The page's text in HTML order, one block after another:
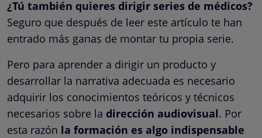
¿Tú también quieres dirigir series de médicos?
Seguro que después de leer este artículo te han
entrado más ganas de montar tu propia serie.
Pero para aprender a dirigir un producto y
desarrollar la narrativa adecuada es necesario
adquirir los conocimientos teóricos y técnicos
necesarios sobre la dirección audiovisual. Por
esta razón la formación es algo indispensable